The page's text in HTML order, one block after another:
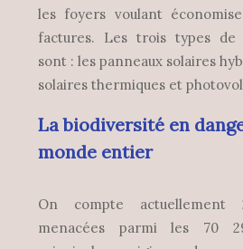
les foyers voulant
factures. Les trois types de
sont : les panneaux solaires
solaires thermiques et
La biodiversité en
monde entier
On compte actuellement
menacées parmi les 70